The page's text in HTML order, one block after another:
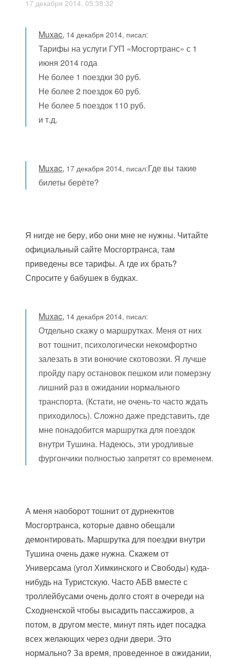
17 декабря 2014, 05:38:32
Muxac, 14 декабря 2014, писал:
Тарифы на услуги ГУП «Мосгортранс» с 1
июня 2014 года
Не более 1 поездки 30 руб.
Не более 2 поездок 60 руб.
Не более 5 поездок 110 руб.
и т.д.
Muxac, 17 декабря 2014, писал:Где вы такие
билеты берёте?
Я нигде не беру, ибо они мне не нужны. Читайте
официальный сайте Мосгортранса, там
приведены все тарифы. А где их брать?
Спросите у бабушек в будках.
Muxac, 14 декабря 2014, писал:
Отдельно скажу о маршрутках. Меня от них
вот тошнит, психологически некомфортно
залезать в эти вонючие скотовозки. Я лучше
пройду пару остановок пешком или померзну
лишний раз в ожидании нормального
транспорта. (Кстати, не очень-то часто ждать
приходилось). Сложно даже представить, где
мне понадобится маршрутка для поездок
внутри Тушина. Надеюсь, эти уродливые
фургончики полностью запретят со временем.
А меня наоборот тошнит от дурнекнтов
Мосгортранса, которые давно обещали
демонтировать. Маршрутка для поездки внутри
Тушина очень даже нужна. Скажем от
Универсама (угол Химкинского и Свободы) куда-
нибудь на Туристскую. Часто АБВ вместе с
троллейбусами очень долго стоят в очереди на
Сходненской чтобы высадить пассажиров, а
потом, в другом месте, минут пять идет посадка
всех желающих через одни двери. Это
нормально? За время, проведенное в ожидании,